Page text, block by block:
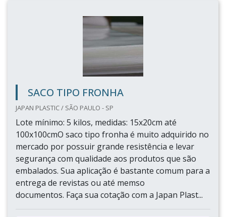
SACO TIPO FRONHA
JAPAN PLASTIC / SÃO PAULO - SP
Lote mínimo: 5 kilos, medidas: 15x20cm até
100x100cmO saco tipo fronha é muito adquirido no
mercado por possuir grande resistência e levar
segurança com qualidade aos produtos que são
embalados. Sua aplicação é bastante comum para a
entrega de revistas ou até memso
documentos. Faça sua cotação com a Japan Plast...